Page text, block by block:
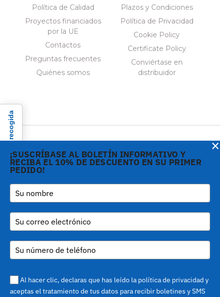
Política de Calidad
Proyectos financiados
por la UE
Contactos
Preguntas frecuentes
Quiénes somos
Plazos y Condiciones
Política de Privacidad
Cookie Policy
Certificate Policy
Conviértase en
distribuidor
Copyright © 2026 Gi.Metal
srl - VAT no. 01888690979
Via Croce Rossa 1/C - 51037
Montale PT
Teléfono:+39 0573
1943680-
UI v. 0.0.240 prod
(gde890d5 15/07/26tag
Aviso en el momento de la recogida¡SUSCRÍBASE AL BOLETÍN INFORMATIVO Y
RECIBA EL 10% DE DESCUENTO EN SU PRIMER
PEDIDO!
Al hacer clic, declaras que has leído la política de privacidad y
aceptas el tratamiento de tus datos para recibir boletines y SMS
×